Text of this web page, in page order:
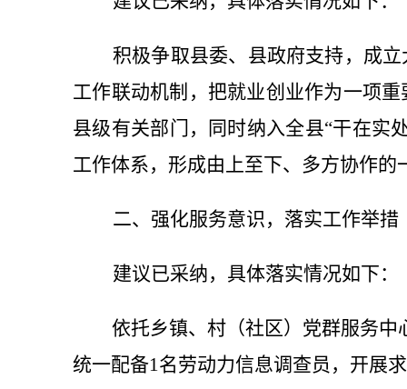
积极争取县委、县政府支持，成
工作联动机制，把就业创业作为一项
县级有关部门，同时纳入全县“干在实
工作体系，形成由上至下、多方协作
二、 强化服务意识，落实工作举措
建议已采纳，具体落实情况如下：
依托乡镇、村（社区）党群服务
统一配备1名劳动力信息调查员， 开展